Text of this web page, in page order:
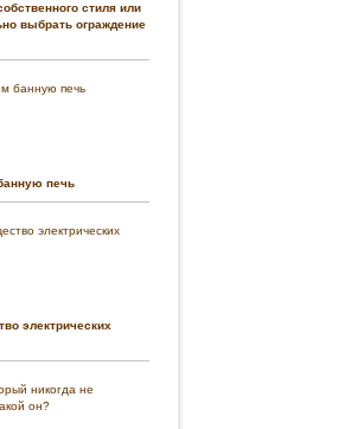
стиля или
выбрать ограждение
печь
электрических